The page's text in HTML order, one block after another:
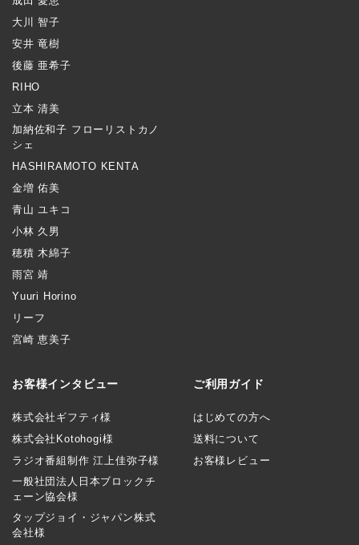
大川 智子
安井 竜樹
後藤 亜希子
RIHO
立本 清美
加納佐和子 フローリストカノ
シェ
HASHIRAMOTO KENTA
金増 佑美
青山 ユキコ
小林 久男
穂積 木綿子
雨宮 靖
Yuuri Horino
リーフ
宮崎 恵美子
お客様インタビュー
株式会社ギフティ様
株式会社Kotohogi様
ラジオ番組制作 江上佳弥子様
一般社団法人日本ブロックチ
ェーン協会様
タップジョイ・ジャパン株式
会社様
ご利用ガイド
はじめての方へ
送料について
お客様レビュー